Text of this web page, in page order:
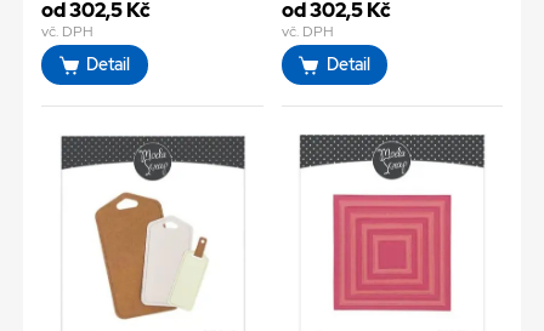
od 302,5 Kč
vč. DPH
Detail
od 302,5 Kč
vč. DPH
Detail